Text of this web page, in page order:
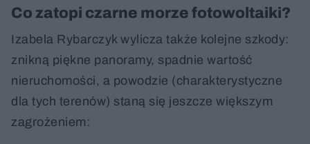
Co zatopi czarne morze fotowoltaiki?
Izabela Rybarczyk wylicza także kolejne szkody:
znikną piękne panoramy, spadnie wartość
nieruchomości, a powodzie (charakterystyczne
dla tych terenów) staną się jeszcze większym
zagrożeniem: